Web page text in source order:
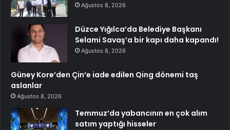
Ağustos 8, 2026
Düzce Yığılca’da Belediye Başkanı
Selami Savaş’a bir kapı daha kapandı!
Ağustos 8, 2026
Güney Kore’den Çin’e iade edilen Qing dönemi taş
aslanlar
Ağustos 8, 2026
Temmuz’da yabancının en çok alım
satım yaptığı hisseler